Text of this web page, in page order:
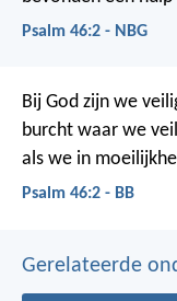
Psalm 46:2 - NBG
Bij God zijn we
burcht waar we
als we in
Psalm 46:2 - BB
Gerelateerde